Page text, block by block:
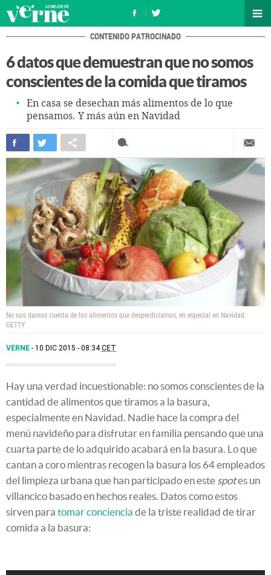
CONTENIDO PATROCINADO
6 datos que demuestran que no somos
conscientes de la comida que tiramos
En casa se desechan más alimentos de lo que
pensamos. Y más aún en Navidad
No nos damos cuenta de los alimentos que desperdiciamos, en especial en Navidad.
GETTY
VERNE 10 DIC 2015 - 08:34CET
Hay una verdad incuestionable: no somos conscientes de la
cantidad de alimentos que tiramos a la basura,
especialmente en Navidad. Nadie hace la compra del
menú navideño para disfrutar en familia pensando que una
cuarta parte de lo adquirido acabará en la basura. Lo que
cantan a coro mientras recogen la basura los 64 empleados
del limpieza urbana que han participado en este spotes un
villancico basado en hechos reales. Datos como estos
sirven para tomar conciencia de la triste realidad de tirar
comida a la basura: